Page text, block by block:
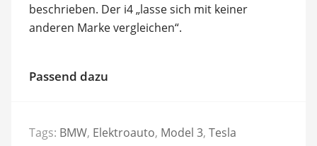
beschrieben. Der i4 „lasse sich mit keiner
anderen Marke vergleichen“.
Passend dazu
Tags: BMW, Elektroauto, Model 3, Tesla